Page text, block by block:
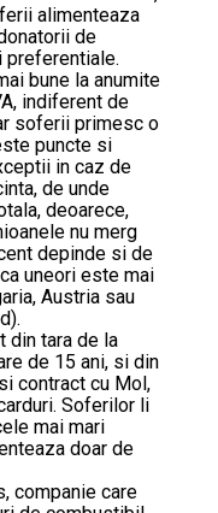
alimenteaza
de
preferentiale.
bune la anumite
indiferent de
soferii primesc o
puncte si
in caz de
de unde
deoarece,
nu merg
depinde si de
uneori este mai
Austria sau
din tara de la
de 15 ani, si din
contract cu Mol,
Soferilor li
mai mari
doar de
companie care